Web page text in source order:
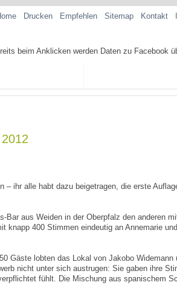
Drucken Empfehlen Sitemap Kontakt
ihr alle habt dazu beigetragen, die erste
aus Weiden in der Oberpfalz den anderen
knapp 400 Stimmen eindeutig an Annemarie
Gäste lobten das Lokal von Jakobo Widemann
nicht unter sich austrugen: Sie gaben ihre
fühlt. Die Mischung aus spanischem